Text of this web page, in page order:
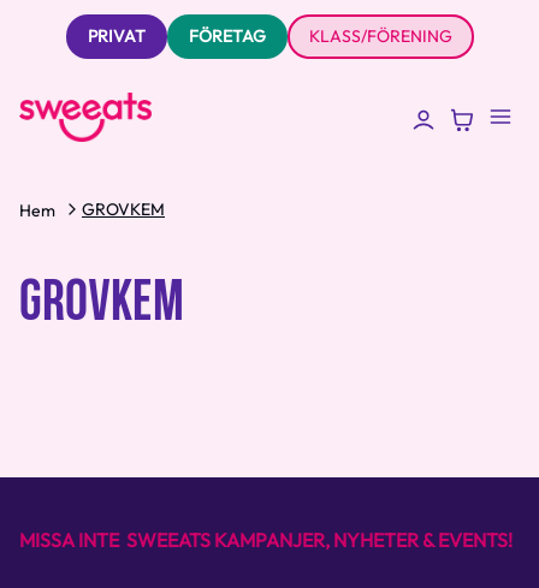
PRIVAT FÖRETAG KLASS/FÖRENING
Hem GROVKEM
GROVKEM
MISSA INTE SWEEATS KAMPANJER, NYHETER & EVENTS!